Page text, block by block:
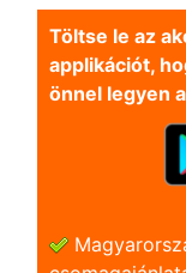
Töltse le az
applikációt,
önnel legyen